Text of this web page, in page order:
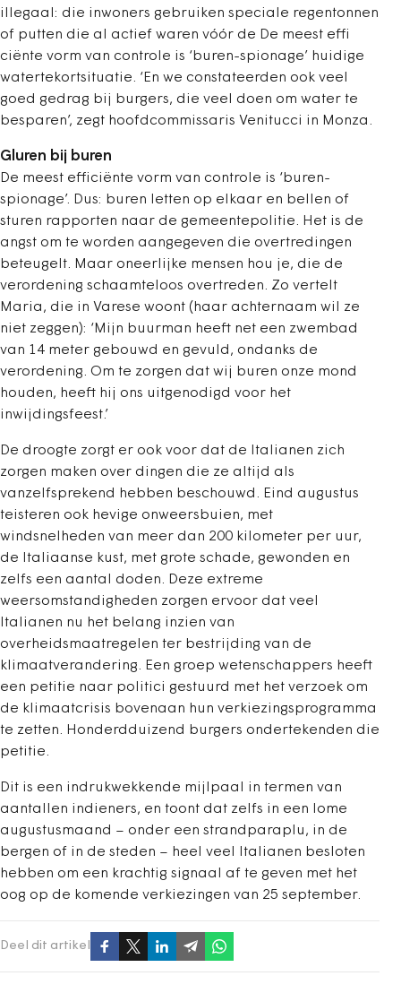
illegaal: die inwoners gebruiken speciale regentonnen
of putten die al actief waren vóór de De meest effi
ciënte vorm van controle is ‘buren-spionage’ huidige
watertekortsituatie. ‘En we constateerden ook veel
goed gedrag bij burgers, die veel doen om water te
besparen’, zegt hoofdcommissaris Venitucci in Monza.
Gluren bij buren
De meest efficiënte vorm van controle is ‘buren-
spionage’. Dus: buren letten op elkaar en bellen of
sturen rapporten naar de gemeentepolitie. Het is de
angst om te worden aangegeven die overtredingen
beteugelt. Maar oneerlijke mensen hou je, die de
verordening schaamteloos overtreden. Zo vertelt
Maria, die in Varese woont (haar achternaam wil ze
niet zeggen): ‘Mijn buurman heeft net een zwembad
van 14 meter gebouwd en gevuld, ondanks de
verordening. Om te zorgen dat wij buren onze mond
houden, heeft hij ons uitgenodigd voor het
inwijdingsfeest.’
De droogte zorgt er ook voor dat de Italianen zich
zorgen maken over dingen die ze altijd als
vanzelfsprekend hebben beschouwd. Eind augustus
teisteren ook hevige onweersbuien, met
windsnelheden van meer dan 200 kilometer per uur,
de Italiaanse kust, met grote schade, gewonden en
zelfs een aantal doden. Deze extreme
weersomstandigheden zorgen ervoor dat veel
Italianen nu het belang inzien van
overheidsmaatregelen ter bestrijding van de
klimaatverandering. Een groep wetenschappers heeft
een petitie naar politici gestuurd met het verzoek om
de klimaatcrisis bovenaan hun verkiezingsprogramma
te zetten. Honderdduizend burgers ondertekenden die
petitie.
Dit is een indrukwekkende mijlpaal in termen van
aantallen indieners, en toont dat zelfs in een lome
augustusmaand – onder een strandparaplu, in de
bergen of in de steden – heel veel Italianen besloten
hebben om een krachtig signaal af te geven met het
oog op de komende verkiezingen van 25 september.
Deel dit artikel